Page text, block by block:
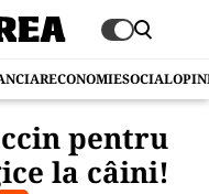
ECONOMIESOCIAL
pentru
la câini!